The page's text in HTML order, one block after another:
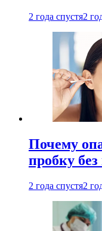
2 года спустя2
Почему
пробку без
2 года спустя2